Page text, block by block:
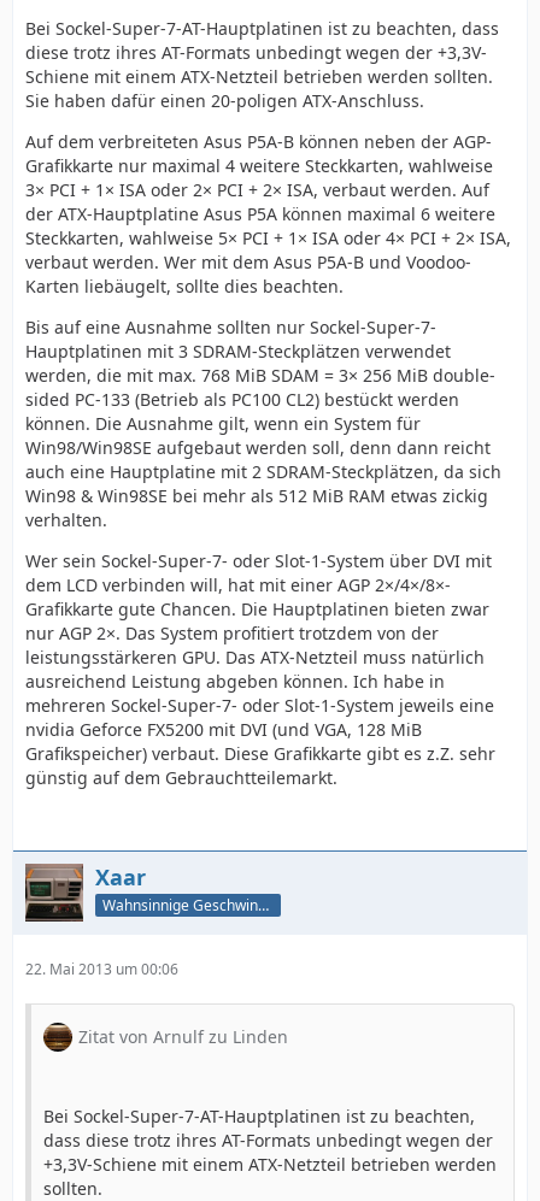
Bei Sockel-Super-7-AT-Hauptplatinen ist zu beachten, dass
diese trotz ihres AT-Formats unbedingt wegen der +3,3V-
Schiene mit einem ATX-Netzteil betrieben werden sollten.
Sie haben dafür einen 20-poligen ATX-Anschluss.
Auf dem verbreiteten Asus P5A-B können neben der AGP-
Grafikkarte nur maximal 4 weitere Steckkarten, wahlweise
3× PCI + 1× ISA oder 2× PCI + 2× ISA, verbaut werden. Auf
der ATX-Hauptplatine Asus P5A können maximal 6 weitere
Steckkarten, wahlweise 5× PCI + 1× ISA oder 4× PCI + 2× ISA,
verbaut werden. Wer mit dem Asus P5A-B und Voodoo-
Karten liebäugelt, sollte dies beachten.
Bis auf eine Ausnahme sollten nur Sockel-Super-7-
Hauptplatinen mit 3 SDRAM-Steckplätzen verwendet
werden, die mit max. 768 MiB SDAM = 3× 256 MiB double-
sided PC-133 (Betrieb als PC100 CL2) bestückt werden
können. Die Ausnahme gilt, wenn ein System für
Win98/Win98SE aufgebaut werden soll, denn dann reicht
auch eine Hauptplatine mit 2 SDRAM-Steckplätzen, da sich
Win98 & Win98SE bei mehr als 512 MiB RAM etwas zickig
verhalten.
Wer sein Sockel-Super-7- oder Slot-1-System über DVI mit
dem LCD verbinden will, hat mit einer AGP 2×/4×/8×-
Grafikkarte gute Chancen. Die Hauptplatinen bieten zwar
nur AGP 2×. Das System profitiert trotzdem von der
leistungsstärkeren GPU. Das ATX-Netzteil muss natürlich
ausreichend Leistung abgeben können. Ich habe in
mehreren Sockel-Super-7- oder Slot-1-System jeweils eine
nvidia Geforce FX5200 mit DVI (und VGA, 128 MiB
Grafikspeicher) verbaut. Diese Grafikkarte gibt es z.Z. sehr
günstig auf dem Gebrauchtteilemarkt.
Xaar
Wahnsinnige Geschwindigkeit - und los!
22. Mai 2013 um 00:06
Zitat von Arnulf zu Linden
Bei Sockel-Super-7-AT-Hauptplatinen ist zu beachten,
dass diese trotz ihres AT-Formats unbedingt wegen der
+3,3V-Schiene mit einem ATX-Netzteil betrieben werden
sollten.